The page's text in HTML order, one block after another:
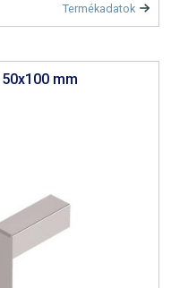
Termékadatok
mm